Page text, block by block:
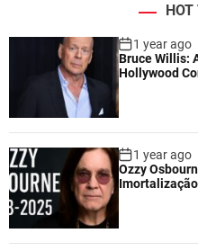
HOT
1 year ago
Bruce Willis:
Hollywood
1 year ago
Ozzy